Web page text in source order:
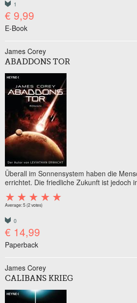
1
€ 9,99
E-Book
James Corey
ABADDONS TOR
Überall im Sonnensystem haben die
errichtet. Die friedliche Zukunft ist jedoch
Average:5(2votes)
0
€ 14,99
Paperback
James Corey
CALIBANS KRIEG